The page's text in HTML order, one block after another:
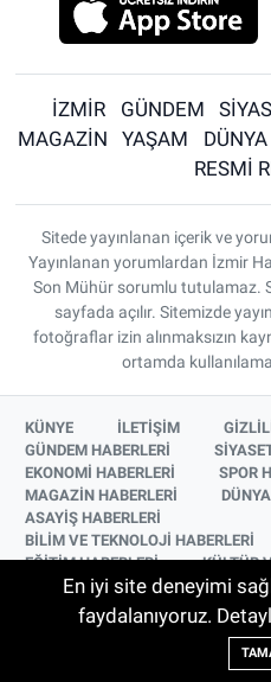
İZMİR GÜNDEM
MAGAZİN
YAŞAM DÜNYA
RESMİ
Sitede yayınlanan içerik ve
Yayınlanan yorumlardan İzmir
Son Mühür sorumlu tutulamaz.
sayfada açılır. Sitemizde
fotoğraflar izin alınmaksızın
ortamda
KÜNYE İLETİŞİM
GÜNDEM HABERLERİ
EKONOMİ HABERLERİ
SPOR
MAGAZİN HABERLERİ
ASAYİŞ HABERLERİ
BİLİM VE TEKNOLOJİ HABERLERİ
EĞİTİM HABERLERİ
KÜLTÜR
SAĞLIK HABERLERİ
YAŞAM
YEREL HABERLER
İZMİR
SİNEMA VE TELEVİZYON HABERLERİ
En iyi site deneyimi
faydalanıyoruz.